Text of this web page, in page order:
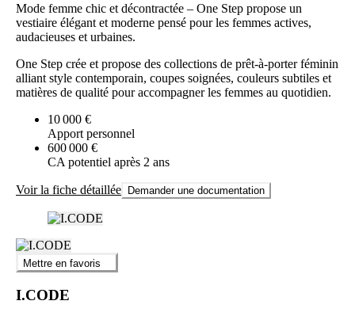
Mode femme chic et décontractée – One Step propose un
vestiaire élégant et moderne pensé pour les femmes actives,
audacieuses et urbaines.
One Step crée et propose des collections de prêt-à-porter féminin
alliant style contemporain, coupes soignées, couleurs subtiles et
matières de qualité pour accompagner les femmes au quotidien.
10 000 €
Apport personnel
600 000 €
CA potentiel après 2 ans
Voir la fiche détaillée Demander une documentation
Mettre en favoris
I.CODE